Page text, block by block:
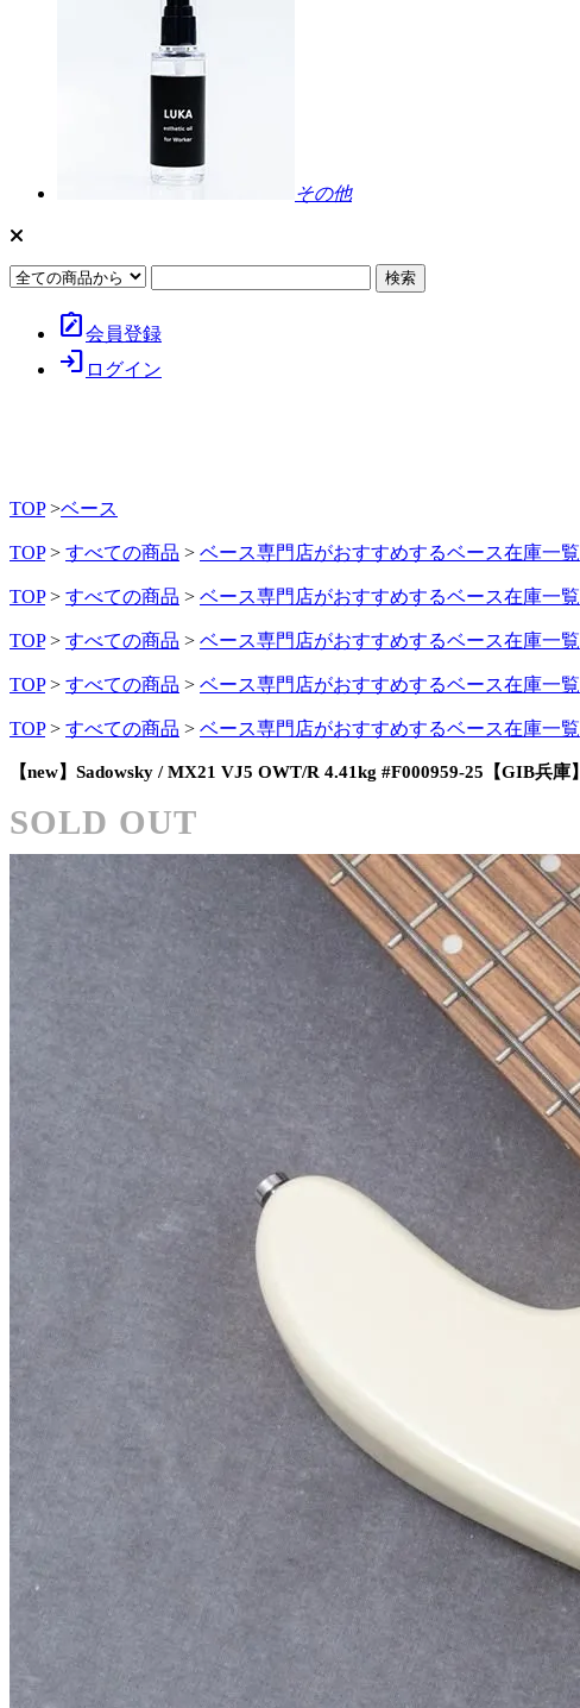
その他
note_alt会員登録
login ログイン
TOP >ベース
TOP > すべての商品 > ベース専門店がおすすめするベース在庫一覧
TOP > すべての商品 > ベース専門店がおすすめするベース在庫一覧
TOP > すべての商品 > ベース専門店がおすすめするベース在庫一覧
TOP > すべての商品 > ベース専門店がおすすめするベース在庫一覧
TOP > すべての商品 > ベース専門店がおすすめするベース在庫一覧
【new】Sadowsky / MX21 VJ5 OWT/R 4.41kg #F000959-25【GIB兵庫】
SOLD OUT